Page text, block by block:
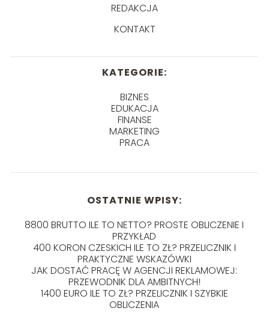
REDAKCJA
KONTAKT
KATEGORIE:
BIZNES
EDUKACJA
FINANSE
MARKETING
PRACA
OSTATNIE WPISY:
8800 BRUTTO ILE TO NETTO? PROSTE OBLICZENIE I
PRZYKŁAD
400 KORON CZESKICH ILE TO ZŁ? PRZELICZNIK I
PRAKTYCZNE WSKAZÓWKI
JAK DOSTAĆ PRACĘ W AGENCJI REKLAMOWEJ:
PRZEWODNIK DLA AMBITNYCH!
1400 EURO ILE TO ZŁ? PRZELICZNIK I SZYBKIE
OBLICZENIA